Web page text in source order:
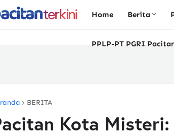
Home Berita
PPLP-PT PGRI
BERITA
Kota Misteri: